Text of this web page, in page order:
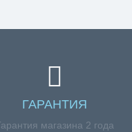
ГАРАНТИЯ
магазина 2 года